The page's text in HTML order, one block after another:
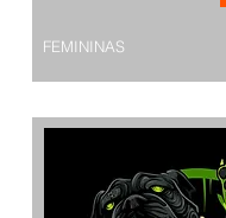
FEMININAS